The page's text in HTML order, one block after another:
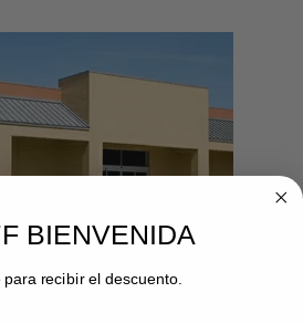
labore et dolore magna aliqua. Ut enim
BIENVENIDA
recibir el descuento.